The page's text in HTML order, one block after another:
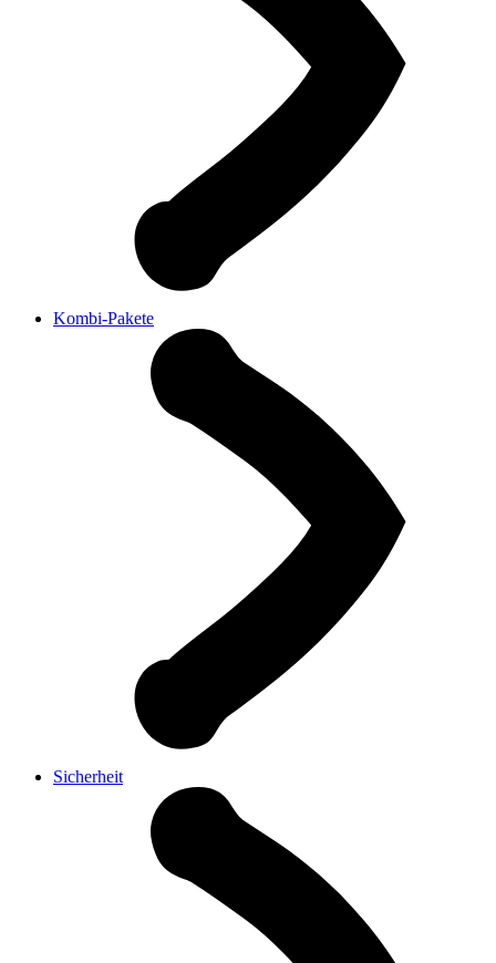
Kombi-Pakete
Sicherheit